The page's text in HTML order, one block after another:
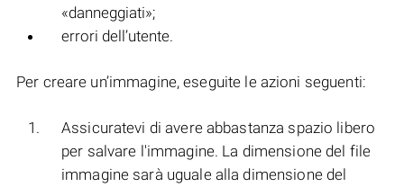
«danneggiati»;
errori dell’utente.
Per creare un’immagine, eseguite le azioni seguenti:
Assicuratevi di avere abbastanza spazio libero
per salvare l'immagine. La dimensione del file
immagine sarà uguale alla dimensione del